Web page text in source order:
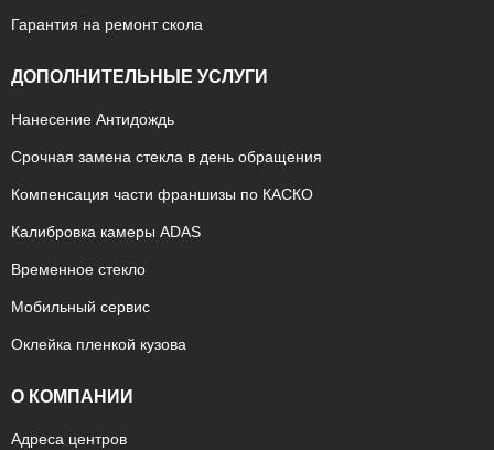
Гарантия на ремонт скола
ДОПОЛНИТЕЛЬНЫЕ УСЛУГИ
Нанесение Антидождь
Срочная замена стекла в день обращения
Компенсация части франшизы по КАСКО
Калибровка камеры ADAS
Временное стекло
Мобильный сервис
Оклейка пленкой кузова
О КОМПАНИИ
Адреса центров